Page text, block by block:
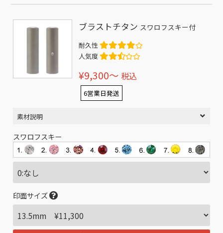
ブラストチタン スワロフスキー付
耐久性
人気度
¥9,300〜 税込
6営業日発送
素材説明
スワロフスキー
印面サイズ